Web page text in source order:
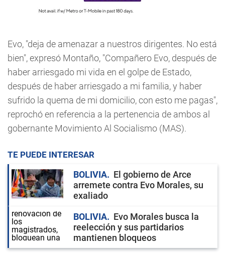
Evo, "deja de amenazar a nuestros dirigentes. No está
bien", expresó Montaño, "Compañero Evo, después de
haber arriesgado mi vida en el golpe de Estado,
después de haber arriesgado a mi familia, y haber
sufrido la quema de mi domicilio, con esto me pagas",
reprochó en referencia a la pertenencia de ambos al
gobernante Movimiento Al Socialismo (MAS).
TE PUEDE INTERESAR
BOLIVIA
El gobierno de Arce
arremete contra Evo Morales, su
exaliado
BOLIVIA
Evo Morales busca la
reelección y sus partidarios
mantienen bloqueos